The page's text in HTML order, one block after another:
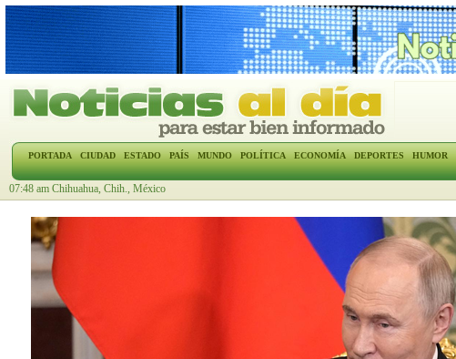
PORTADA CIUDAD ESTADO PAÍS MUNDO POLÍTICA ECONOMÍA DEPORTES HUMOR
07:48 am Chihuahua, Chih., México